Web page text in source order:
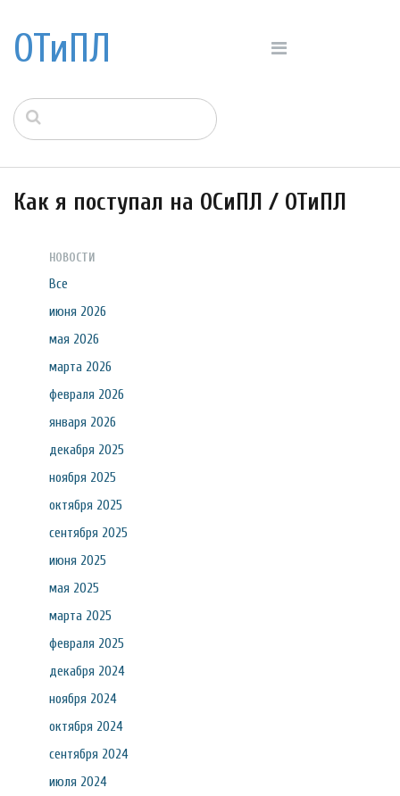
ОТиПЛ
Как я поступал на ОСиПЛ / ОТиПЛ
НОВОСТИ
Все
июня 2026
мая 2026
марта 2026
февраля 2026
января 2026
декабря 2025
ноября 2025
октября 2025
сентября 2025
июня 2025
мая 2025
марта 2025
февраля 2025
декабря 2024
ноября 2024
октября 2024
сентября 2024
июля 2024